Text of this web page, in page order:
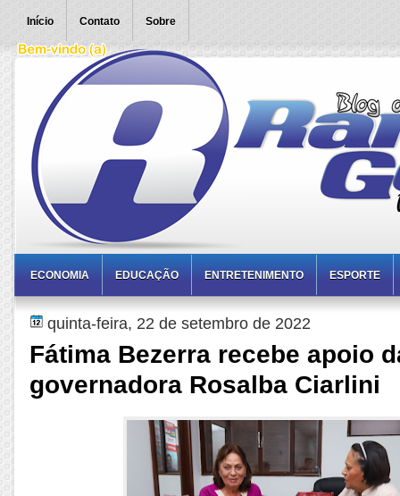
Início Contato Sobre
ECONOMIA EDUCAÇÃO ENTRETENIMENTO ESPORTE
quinta-feira, 22 de setembro de 2022
Fátima Bezerra recebe apoio
governadora Rosalba Ciarlini